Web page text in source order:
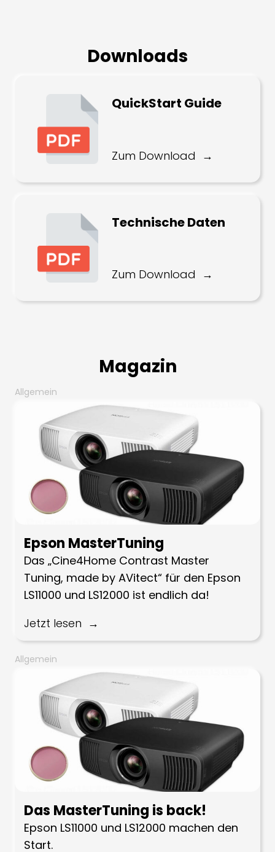
Downloads
QuickStart Guide
Zum Download
Technische Daten
Zum Download
Magazin
Allgemein
Epson MasterTuning
Das „Cine4Home Contrast Master
Tuning, made by AVitect“ für den Epson
LS11000 und LS12000 ist endlich da!
Jetzt lesen
Allgemein
Das MasterTuning is back!
Epson LS11000 und LS12000 machen den
Start.